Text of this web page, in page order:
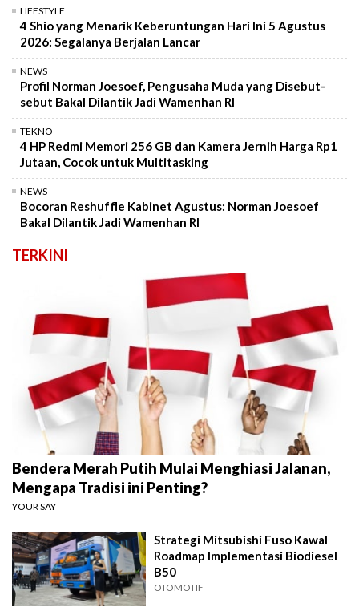
LIFESTYLE
4 Shio yang Menarik Keberuntungan Hari Ini 5 Agustus
2026: Segalanya Berjalan Lancar
NEWS
Profil Norman Joesoef, Pengusaha Muda yang Disebut-
sebut Bakal Dilantik Jadi Wamenhan RI
TEKNO
4 HP Redmi Memori 256 GB dan Kamera Jernih Harga Rp1
Jutaan, Cocok untuk Multitasking
NEWS
Bocoran Reshuffle Kabinet Agustus: Norman Joesoef
Bakal Dilantik Jadi Wamenhan RI
TERKINI
Bendera Merah Putih Mulai Menghiasi Jalanan,
Mengapa Tradisi ini Penting?
YOUR SAY
Strategi Mitsubishi Fuso Kawal
Roadmap Implementasi Biodiesel
B50
OTOMOTIF